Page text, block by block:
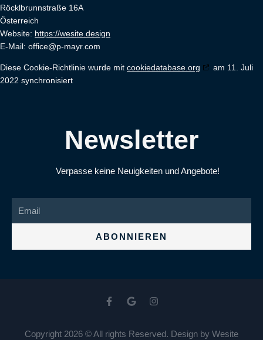
Röcklbrunnstraße 16A
Österreich
Website: https://wesite.design
E-Mail: moc.ryam-p@eciffo
Diese Cookie-Richtlinie wurde mit cookiedatabase.org
am 11. Juli
2022 synchronisiert
Newsletter
Verpasse keine Neuigkeiten und Angebote!
ABONNIEREN
Copyright 2026 © All rights Reserved. Design by Wesite